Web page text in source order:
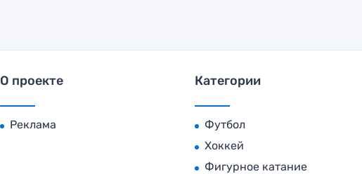
О проекте
Реклама
Категории
Футбол
Хоккей
Фигурное катание